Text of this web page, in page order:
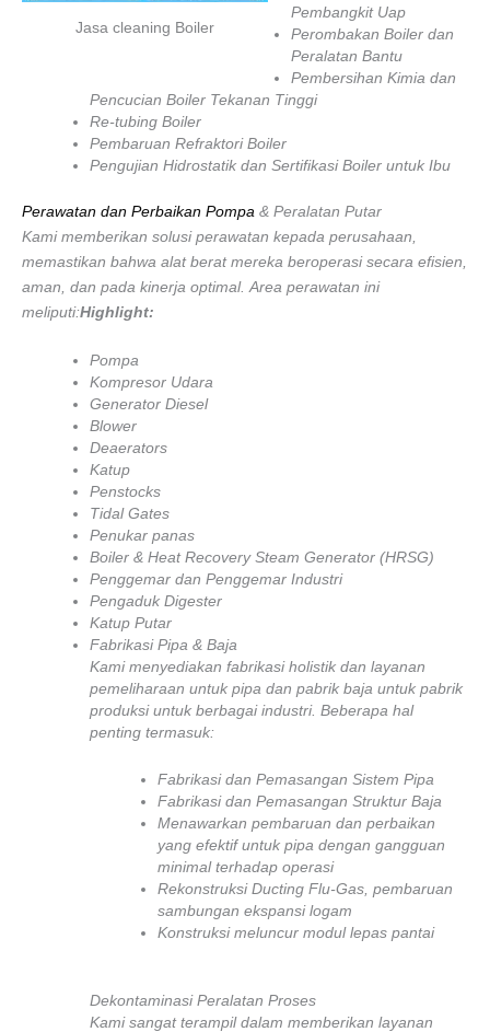
Jasa cleaning Boiler
Pembangkit Uap
Perombakan Boiler dan
Peralatan Bantu
Pembersihan Kimia dan
Pencucian Boiler Tekanan Tinggi
Re-tubing Boiler
Pembaruan Refraktori Boiler
Pengujian Hidrostatik dan Sertifikasi Boiler untuk Ibu
Perawatan dan Perbaikan Pompa & Peralatan Putar
Kami memberikan solusi perawatan kepada perusahaan,
memastikan bahwa alat berat mereka beroperasi secara efisien,
aman, dan pada kinerja optimal. Area perawatan ini
meliputi:Highlight:
Pompa
Kompresor Udara
Generator Diesel
Blower
Deaerators
Katup
Penstocks
Tidal Gates
Penukar panas
Boiler & Heat Recovery Steam Generator (HRSG)
Penggemar dan Penggemar Industri
Pengaduk Digester
Katup Putar
Fabrikasi Pipa & Baja
Kami menyediakan fabrikasi holistik dan layanan
pemeliharaan untuk pipa dan pabrik baja untuk pabrik
produksi untuk berbagai industri. Beberapa hal
penting termasuk:
Fabrikasi dan Pemasangan Sistem Pipa
Fabrikasi dan Pemasangan Struktur Baja
Menawarkan pembaruan dan perbaikan
yang efektif untuk pipa dengan gangguan
minimal terhadap operasi
Rekonstruksi Ducting Flu-Gas, pembaruan
sambungan ekspansi logam
Konstruksi meluncur modul lepas pantai
Dekontaminasi Peralatan Proses
Kami sangat terampil dalam memberikan layanan